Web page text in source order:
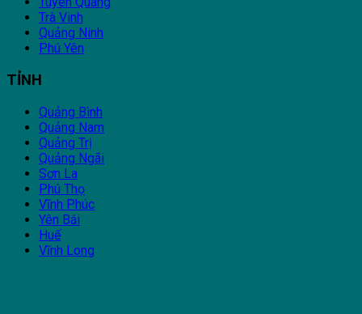
Trà Vinh
Quảng Ninh
Phú Yên
TỈNH
Quảng Bình
Quảng Nam
Quảng Trị
Quảng Ngãi
Sơn La
Phú Thọ
Vĩnh Phúc
Yên Bái
Huế
Vĩnh Long